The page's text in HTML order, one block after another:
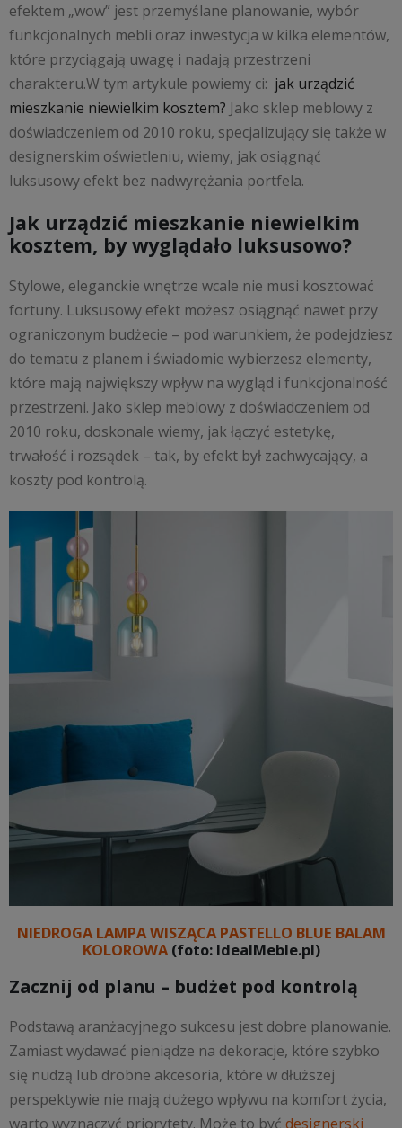
efektem „wow” jest przemyślane planowanie, wybór
funkcjonalnych mebli oraz inwestycja w kilka elementów,
które przyciągają uwagę i nadają przestrzeni
charakteru.W tym artykule powiemy ci: jak urządzić
mieszkanie niewielkim kosztem? Jako sklep meblowy z
doświadczeniem od 2010 roku, specjalizujący się także w
designerskim oświetleniu, wiemy, jak osiągnąć
luksusowy efekt bez nadwyrężania portfela.
Jak urządzić mieszkanie niewielkim
kosztem, by wyglądało luksusowo?
Stylowe, eleganckie wnętrze wcale nie musi kosztować
fortuny. Luksusowy efekt możesz osiągnąć nawet przy
ograniczonym budżecie – pod warunkiem, że podejdziesz
do tematu z planem i świadomie wybierzesz elementy,
które mają największy wpływ na wygląd i funkcjonalność
przestrzeni. Jako sklep meblowy z doświadczeniem od
2010 roku, doskonale wiemy, jak łączyć estetykę,
trwałość i rozsądek – tak, by efekt był zachwycający, a
koszty pod kontrolą.
NIEDROGA LAMPA WISZĄCA PASTELLO BLUE BALAM
KOLOROWA(foto: IdealMeble.pl)
Zacznij od planu – budżet pod kontrolą
Podstawą aranżacyjnego sukcesu jest dobre planowanie.
Zamiast wydawać pieniądze na dekoracje, które szybko
się nudzą lub drobne akcesoria, które w dłuższej
perspektywie nie mają dużego wpływu na komfort życia,
warto wyznaczyć priorytety. Może to być designerski